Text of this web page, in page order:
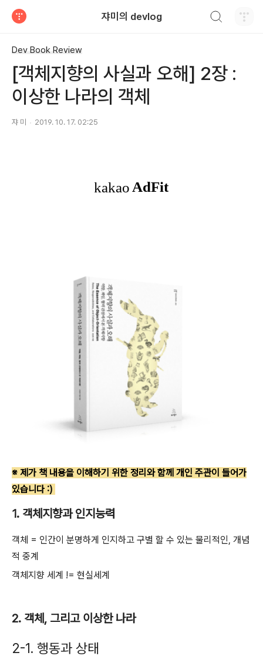
쟈미의 devlog
Dev Book Review
[객체지향의 사실과 오해] 2장 :
이상한 나라의 객체
쟈 미 2019. 10. 17. 02:25
※ 제가 책 내용을 이해하기 위한 정리와 함께 개인 주관이 들어가
있습니다 :)
1. 객체지향과 인지능력
객체 = 인간이 분명하게 인지하고 구별 할 수 있는 물리적인, 개념
적 중계
객체지향 세계 != 현실세계
2. 객체, 그리고 이상한 나라
2-1. 행동과 상태